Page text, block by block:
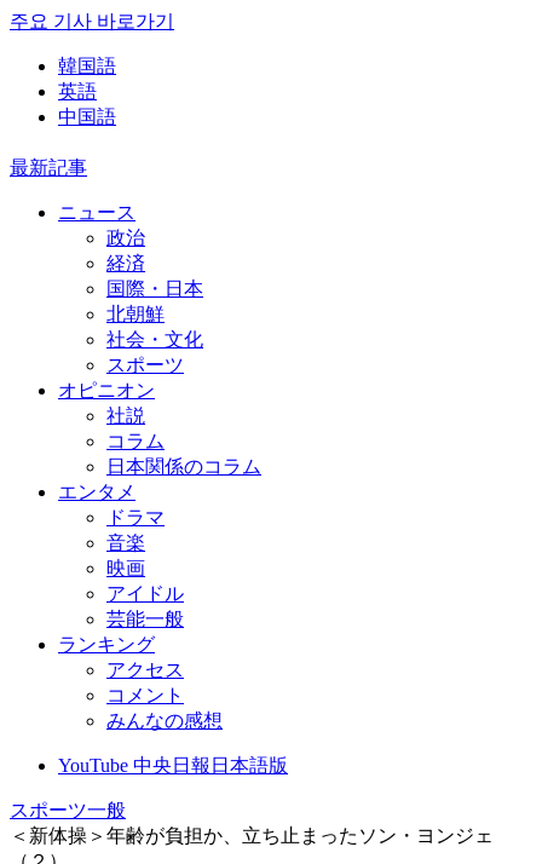
주요 기사 바로가기
韓国語
英語
中国語
最新記事
ニュース
政治
経済
国際・日本
北朝鮮
社会・文化
スポーツ
オピニオン
社説
コラム
日本関係のコラム
エンタメ
ドラマ
音楽
映画
アイドル
芸能一般
ランキング
アクセス
コメント
みんなの感想
YouTube 中央日報日本語版
スポーツ一般
＜新体操＞年齢が負担か、立ち止まったソン・ヨンジェ